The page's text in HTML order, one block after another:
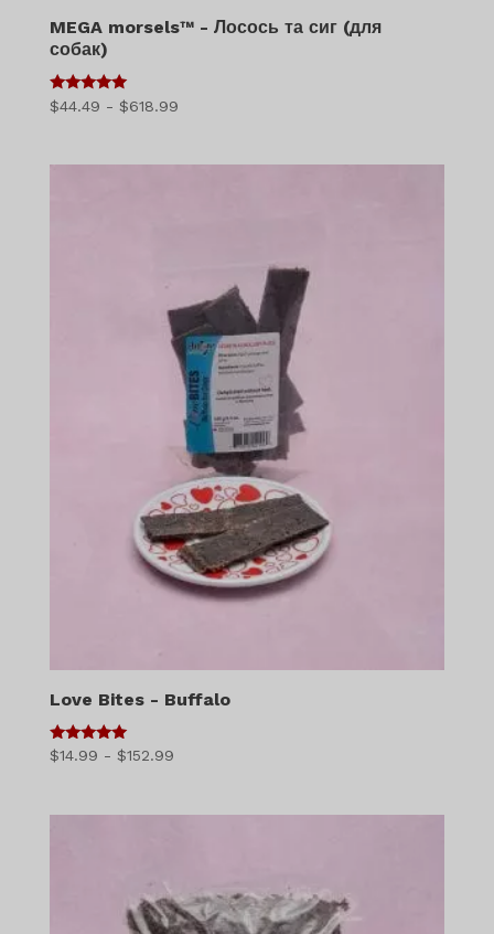
MEGA morsels™ - Лосось та сиг (для
собак)
5
з 5
$44.49 - $618.99Діапазон
Love Bites - Buffalo
5
з 5
$14.99 - $152.99Діапазон